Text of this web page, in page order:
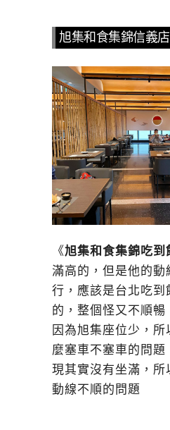
旭集和食集錦信義
《旭集和食集錦吃到
滿高的，但是他的動
行，應該是台北吃到
的，整個怪又不順暢
因為旭集座位少，
麼塞車不塞車的問題
現其實沒有坐滿，所
動線不順的問題